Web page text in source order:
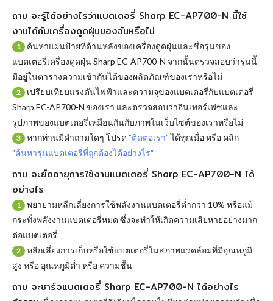
ถาม จะรู้ได้อย่างไรว่าแบตเตอรี่ Sharp EC-AP700-N นี้ใช้
งานได้กับเครื่องดูดฝุ่นของฉันหรือไม่
1
ค้นหาแผ่นป้ายที่ด้านหลังของเครื่องดูดฝุ่นและชื่อรุ่นของ
แบตเตอรี่เครื่องดูดฝุ่น Sharp EC-AP700-N จากนั้นตรวจสอบว่ารุ่นนี้
มีอยู่ในตารางความเข้ากันได้ของผลิตภัณฑ์ของเราหรือไม่
2
เปรียบเทียบแรงดันไฟฟ้าและความจุของแบตเตอรี่กับแบตเตอรี่
Sharp EC-AP700-N ของเรา และตรวจสอบว่าอินเทอร์เฟซและ
รูปภาพของแบตเตอรี่เหมือนกันกับภาพในเว็บไซต์ของเราหรือไม่
3 หากท่านมีคำถามใดๆ โปรด "ติดต่อเรา"ได้ทุกเมื่อ หรือ คลิก
"ค้นหารุ่นแบตเตอรี่ที่ถูกต้องได้อย่างไร"
ถาม จะยืดอายุการใช้งานแบตเตอรี่ Sharp EC-AP700-N ได้
อย่างไร
1
พยายามหลีกเลี่ยงการใช้พลังงานแบตเตอรี่ต่ำกว่า 10% หรือแม้
กระทั่งพลังงานแบตเตอรี่หมด ซึ่งจะทำให้เกิดความเสียหายอย่างมาก
ต่อแบตเตอรี่
2
หลีกเลี่ยงการเก็บหรือใช้แบตเตอรี่ในสภาพแวดล้อมที่มีอุณหภูมิ
สูง หรือ อุณหภูมิต่ำ หรือ ความชื้น
ถาม จะชาร์จแบตเตอรี่ Sharp EC-AP700-N ได้อย่างไร